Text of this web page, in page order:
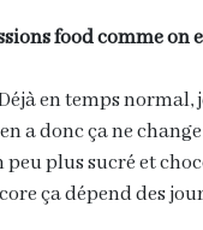
food comme on
en temps normal,
a donc ça ne
plus sucré et
ça dépend des